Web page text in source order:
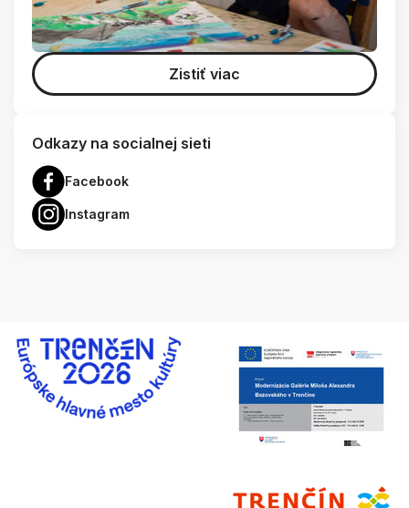
Zistiť viac
Odkazy na socialnej sieti
Facebook
Instagram